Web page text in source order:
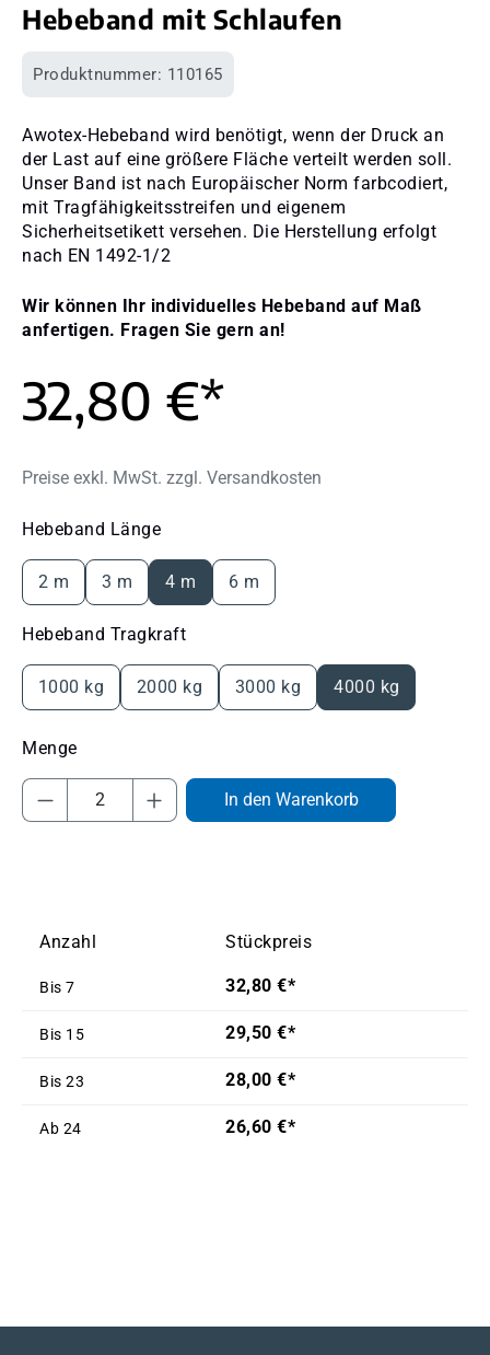
Hebeband mit Schlaufen
Produktnummer: 110165
Awotex-Hebeband wird benötigt, wenn der Druck an
der Last auf eine größere Fläche verteilt werden soll.
Unser Band ist nach Europäischer Norm farbcodiert,
mit Tragfähigkeitsstreifen und eigenem
Sicherheitsetikett versehen. Die Herstellung erfolgt
nach EN 1492-1/2
Wir können Ihr individuelles Hebeband auf Maß
anfertigen. Fragen Sie gern an!
32,80 €*
Preise exkl. MwSt. zzgl. Versandkosten
Hebeband Längeauswählen
2 m 3 m 4 m 6 m
Hebeband Tragkraftauswählen
1000 kg 2000 kg 3000 kg 4000 kg
Produkt Anzahl: Gib den gewünschten
In den Warenkorb
Anzahl Stückpreis
Bis 7 32,80 €*
Bis 15 29,50 €*
Bis 23 28,00 €*
Ab 24 26,60 €*